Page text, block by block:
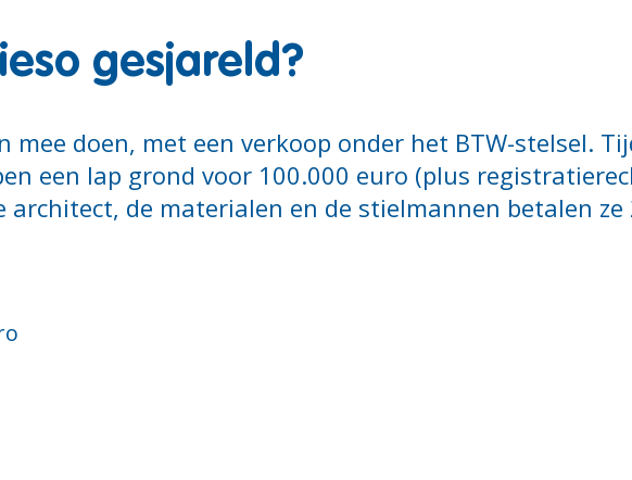
gesjareld?
mee doen, met een verkoop onder het BTW-stelsel.
een lap grond voor 100.000 euro (plus
de materialen en de stielmannen betalen ze